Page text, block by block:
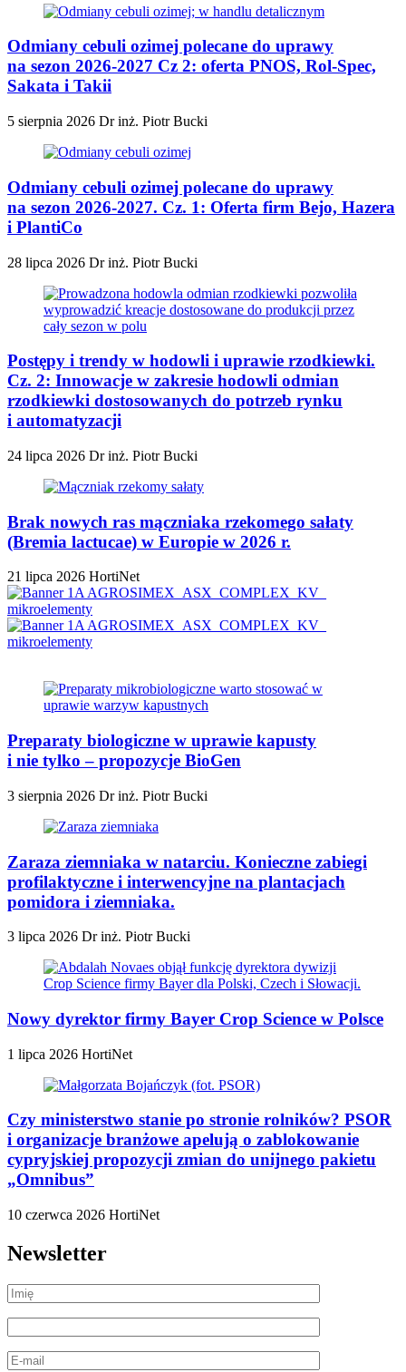
Odmiany cebuli ozimej polecane do uprawy
na sezon 2026-2027 Cz 2: oferta PNOS, Rol-Spec,
Sakata i Takii
5 sierpnia 2026 Dr inż. Piotr Bucki
Odmiany cebuli ozimej polecane do uprawy
na sezon 2026-2027. Cz. 1: Oferta firm Bejo, Hazera
i PlantiCo
28 lipca 2026 Dr inż. Piotr Bucki
Postępy i trendy w hodowli i uprawie rzodkiewki.
Cz. 2: Innowacje w zakresie hodowli odmian
rzodkiewki dostosowanych do potrzeb rynku
i automatyzacji
24 lipca 2026 Dr inż. Piotr Bucki
Brak nowych ras mączniaka rzekomego sałaty
(Bremia lactucae) w Europie w 2026 r.
21 lipca 2026 HortiNet
Preparaty biologiczne w uprawie kapusty
i nie tylko – propozycje BioGen
3 sierpnia 2026 Dr inż. Piotr Bucki
Zaraza ziemniaka w natarciu. Konieczne zabiegi
profilaktyczne i interwencyjne na plantacjach
pomidora i ziemniaka.
3 lipca 2026 Dr inż. Piotr Bucki
Nowy dyrektor firmy Bayer Crop Science w Polsce
1 lipca 2026 HortiNet
Czy ministerstwo stanie po stronie rolników? PSOR
i organizacje branżowe apelują o zablokowanie
cypryjskiej propozycji zmian do unijnego pakietu
„Omnibus”
10 czerwca 2026 HortiNet
Newsletter